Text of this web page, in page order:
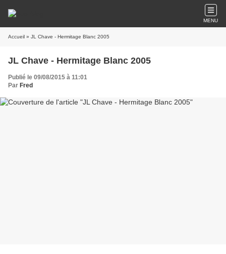
MENU
Accueil » JL Chave - Hermitage Blanc 2005
JL Chave - Hermitage Blanc 2005
Publié le 09/08/2015 à 11:01
Par Fred